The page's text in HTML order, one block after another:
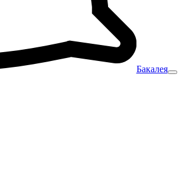
Бакалея